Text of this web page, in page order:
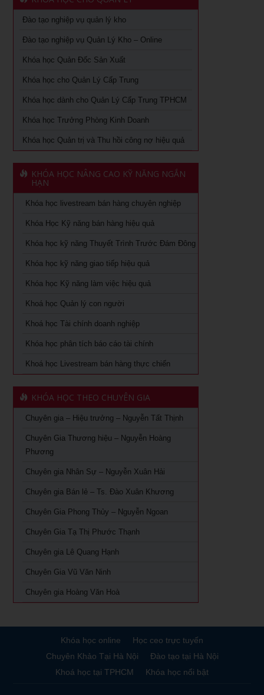
Văn hóa lấy khách hàng làm trung tâm: từ chiến lược đến
hành động
Chuyên khảo Nói chuyện làm ăn dưới góc nhìn phong
Khóa học livestream bán hàng chuyên nghiệp
Cách đăng bán hàng trên Facebook hiệu quả
Khóa học Digital Marketing dành cho CMO
Khoá học Kinh Doanh online chuyên nghiệp
Khóa học Quản trị và Thu hồi công nợ hiệu quả
Khoá học Nhân tướng học nâng cao trong quản trị nhân
Khoá học Xem chỉ tay biết người
Khoá học quản lý con người
Khoá học Quản Trị Trải Nghiệm Khách Hàng
Ứng dụng AI trong bán hàng – Cách mạng hoá ngành bán
Khoá học Livestream bán hàng chuyên nghiệp từ A – Z
phẩm
Học cách kiểm soát tài chính doanh nghiệp tại tphcm
Học phong thủy ứng dụng tại TPHCM
Chiến lược nguồn nhân lực trong thời kỳ 4.0
Kỹ Năng Lãnh Đạo Cao Cấp
khóa học kaizen 5s – hiểu đúng và làm đúng
Khóa học Quản trị mua hàng
Tuyển dụng, giữ và sa thải nhân viên
Khóa Học đào tạo giảng viên nội bộ tại TPHCM
Khóa Học Quản Đốc Sản Xuất Tại TPHCM
Khóa Học Phong Thủy Chuyên Sâu Tại TPHCM
Khóa học phong thủy cho doanh nhân tại TPHCM
Khóa Học Giám Đốc Toàn Diện tại TPHCM
Khóa Học CEO – Giám Đốc Điều Hành tại TPHCM
Khóa Học Giám Đốc Tài Chính tại TPHCM
Khóa học Giám Đốc Nhân Sự tại TPHCM
Khoá Học Giám Đốc Kinh Doanh tại TPHCM
Đào tạo nghiệp vụ quản lý kho
Đào tạo nghiệp vụ Quản Lý Kho – Online
Khóa học Quản Đốc Sản Xuất
Khóa học cho Quản Lý Cấp Trung
Khóa học dành cho Quản Lý Cấp Trung TPHCM
Khóa học Trưởng Phòng Kinh Doanh
Khóa học Quản trị và Thu hồi công nợ hiệu quả
KHÓA HỌC NÂNG CAO KỸ NĂNG NGẮN
HẠN
Khóa học livestream bán hàng chuyên nghiệp
Khóa Học Kỹ năng bán hàng hiệu quả
Khóa học kỹ năng Thuyết Trình Trước Đám Đông
Khóa học kỹ năng giao tiếp hiệu quả
Khóa học Kỹ năng làm việc hiệu quả
Khoá học Quản lý con người
Khoá học Tài chính doanh nghiệp
Khóa học phân tích báo cáo tài chính
Khoá học Livestream bán hàng thực chiến
KHÓA HỌC THEO CHUYÊN GIA
Chuyên gia – Hiệu trưởng – Nguyễn Tất Thịnh
Chuyên Gia Thương hiệu – Nguyễn Hoàng
Phương
Chuyên gia Nhân Sự – Nguyễn Xuân Hải
Chuyên gia Bán lẻ – Ts. Đào Xuân Khương
Chuyên Gia Phong Thủy – Nguyễn Ngoan
Chuyên Gia Tạ Thị Phước Thạnh
Chuyên gia Lê Quang Hạnh
Chuyên Gia Vũ Văn Ninh
Chuyên gia Hoàng Văn Hoà
Khóa học online
Học ceo trực tuyến
Chuyên Khảo Tại Hà Nội
Đào tạo tại Hà Nội
Khoá học tại TPHCM
Khóa học nổi bật